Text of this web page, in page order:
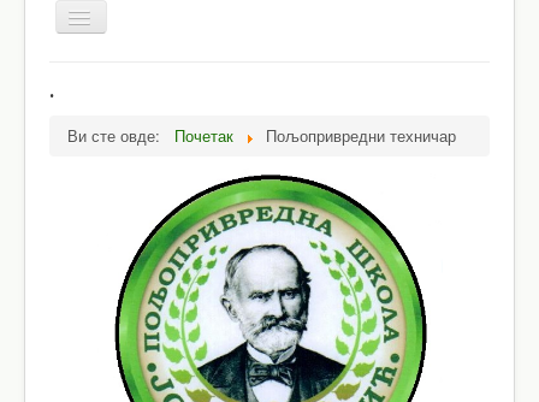
Toggle
Navigation
Ванредни / матурски испити
Јавне набавке - Обавештења
Школски документи
Контакт
.
Ви сте овде: Почетак Пољопривредни техничар